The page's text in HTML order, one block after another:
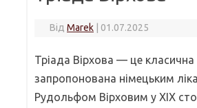
Від Marek 01.07.2025
Тріада Вірхова — це класична
запропонована німецьким
Рудольфом Вірховим у XIX